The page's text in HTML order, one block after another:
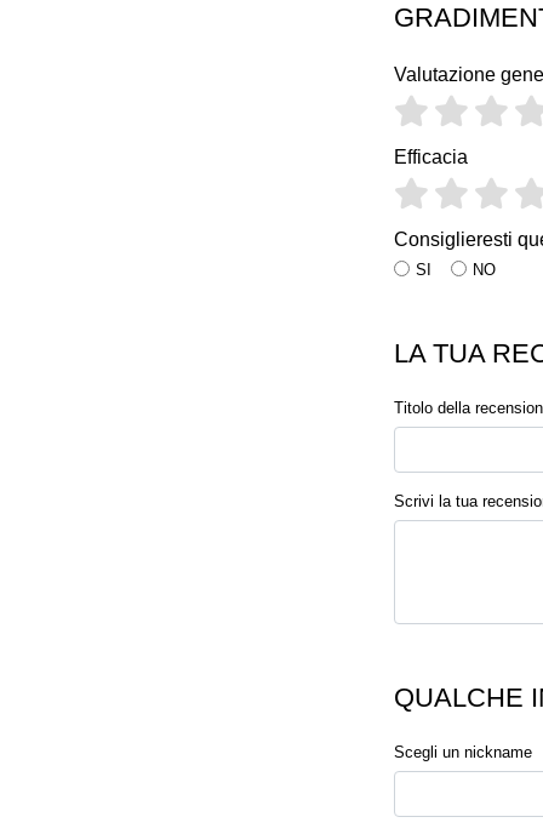
Valutazione
Efficacia
Consiglieresti
SI NO
LA TUA
Titolo della
Scrivi la tua
QUALCHE
Scegli un nickname